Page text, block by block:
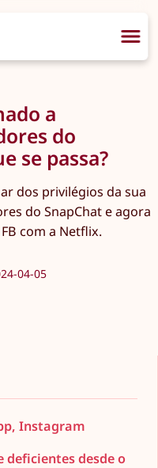
a
do
se passa?
dos privilégios da sua
do SnapChat e agora
com a Netflix.
04-05
Instagram
deficientes desde o